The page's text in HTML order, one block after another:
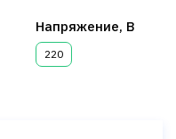
Напряжение, В
220